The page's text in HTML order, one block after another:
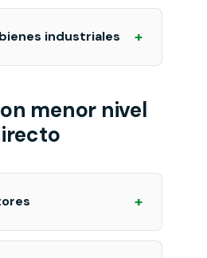
industriales +
menor nivel
+